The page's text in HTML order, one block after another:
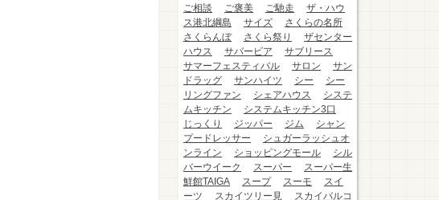
ご相談
ご褒美 ご馳走
ザ・ハウ
ス港北綱島
サイズ
さくらの名所
さくらんぼ
さくら祭り
ザセンター
ハウス
サバービア
サブリース
サマーフェスティバル
サロン
サン
ドラッグ
サンハイツ シー
シー
リングファン
シェアハウス
システ
ムキッチン
システムキッチン3口
じっくり
ジッパー ジム
シャン
プードレッサー
シュガーラッシュオ
ンライン
ショッピングモール
シル
バーウイーク
スーパー
スーパー生
鮮館TAIGA
スープ スーモ
スイ
ーツ
スカイツリー見
スカイバルコ